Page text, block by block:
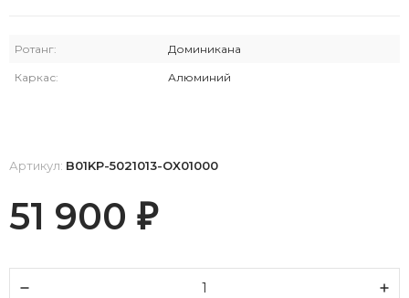
Ротанг: Доминикана
Каркас: Алюминий
Артикул: B01KP-5021013-OX01000
51 900 ₽